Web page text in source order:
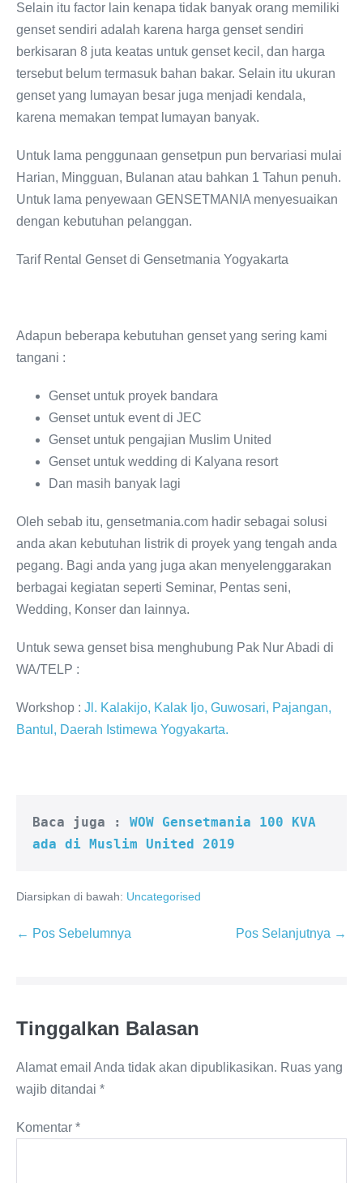
Selain itu factor lain kenapa tidak banyak orang memiliki
genset sendiri adalah karena harga genset sendiri
berkisaran 8 juta keatas untuk genset kecil, dan harga
tersebut belum termasuk bahan bakar. Selain itu ukuran
genset yang lumayan besar juga menjadi kendala,
karena memakan tempat lumayan banyak.
Untuk lama penggunaan gensetpun pun bervariasi mulai
Harian, Mingguan, Bulanan atau bahkan 1 Tahun penuh.
Untuk lama penyewaan GENSETMANIA menyesuaikan
dengan kebutuhan pelanggan.
Tarif Rental Genset di Gensetmania Yogyakarta
Adapun beberapa kebutuhan genset yang sering kami
tangani :
Genset untuk proyek bandara
Genset untuk event di JEC
Genset untuk pengajian Muslim United
Genset untuk wedding di Kalyana resort
Dan masih banyak lagi
Oleh sebab itu, gensetmania.com hadir sebagai solusi
anda akan kebutuhan listrik di proyek yang tengah anda
pegang. Bagi anda yang juga akan menyelenggarakan
berbagai kegiatan seperti Seminar, Pentas seni,
Wedding, Konser dan lainnya.
Untuk sewa genset bisa menghubung Pak Nur Abadi di
WA/TELP :
Workshop : Jl. Kalakijo, Kalak Ijo, Guwosari, Pajangan,
Bantul, Daerah Istimewa Yogyakarta.
Baca juga : WOW Gensetmania 100 KVA
ada di Muslim United 2019﻿
Diarsipkan di bawah: Uncategorised
← Pos Sebelumnya Pos Selanjutnya →
Tinggalkan Balasan
Alamat email Anda tidak akan dipublikasikan. Ruas yang
wajib ditandai *
Komentar *